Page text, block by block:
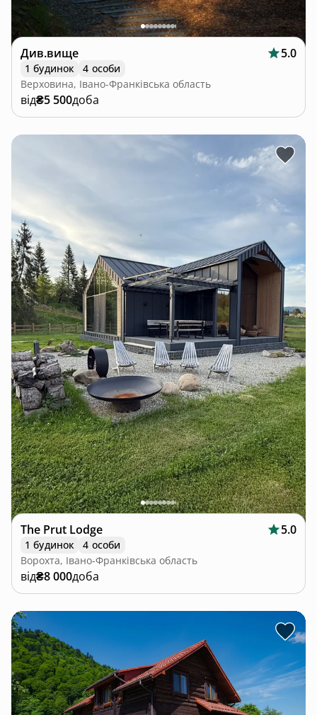
Див.вище 5.0
1 будинок
4 особи
Верховина, Івано-Франківська область
від₴5 500доба
The Prut Lodge 5.0
1 будинок
4 особи
Ворохта, Івано-Франківська область
від₴8 000доба